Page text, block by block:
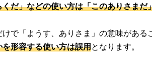
だ」などの使い方は「このありさまだ
で「ようす、ありさま」の意味がある
形容する使い方は誤用となります。